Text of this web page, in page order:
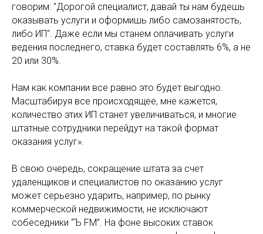
говорим: "Дорогой специалист, давай ты нам будешь
оказывать услуги и оформишь либо самозанятость,
либо ИП". Даже если мы станем оплачивать услуги
ведения последнего, ставка будет составлять 6%, а не
20 или 30%.
Нам как компании все равно это будет выгодно.
Масштабируя все происходящее, мне кажется,
количество этих ИП станет увеличиваться, и многие
штатные сотрудники перейдут на такой формат
оказания услуг».
В свою очередь, сокращение штата за счет
удаленщиков и специалистов по оказанию услуг
может серьезно ударить, например, по рынку
коммерческой недвижимости, не исключают
собеседники “Ъ FM”. На фоне высоких ставок